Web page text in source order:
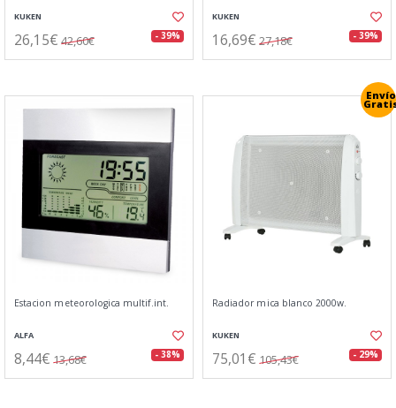
KUKEN
26,15€ 42,60€ - 39%
KUKEN
16,69€ 27,18€ - 39%
Estacion meteorologica multif.int.
ALFA
8,44€ 13,68€ - 38%
Envío
Radiador mica blanco 2000w.
KUKEN
75,01€ 105,43€ - 29%